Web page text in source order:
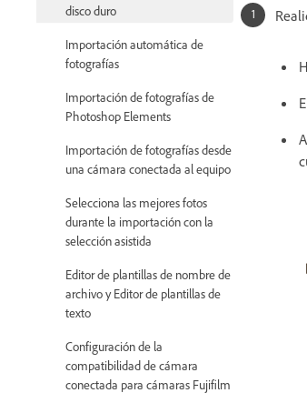
disco duro
Importación automática de
fotografías
Importación de fotografías de
Photoshop Elements
Importación de fotografías desde
una cámara conectada al equipo
Selecciona las mejores fotos
durante la importación con la
selección asistida
Editor de plantillas de nombre de
archivo y Editor de plantillas de
texto
Configuración de la
compatibilidad de cámara
conectada para cámaras Fujifilm